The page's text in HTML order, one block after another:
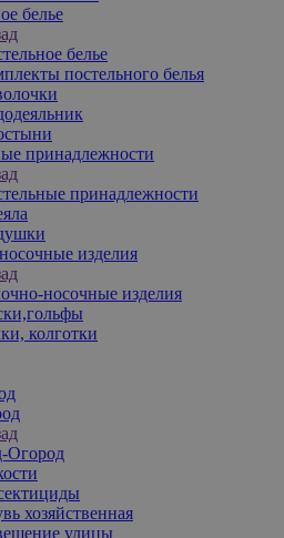
белье
белье
постельного белья
принадлежности
принадлежности
изделия
носочные изделия
колготки
Огород
хозяйственная
улицы